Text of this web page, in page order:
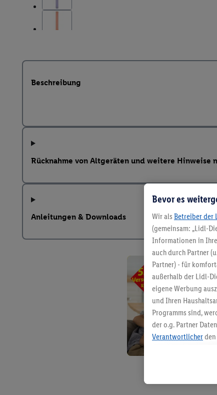
Beschreibung
Rücknahme von Altgeräten und weitere Hinweise
Anleitungen & Downloads
Bevor es
Wir als Betreiber der
(gemeinsam: „Lidl-
Informationen in
auch durch Partner
Partner) - für
außerhalb der Lidl-
eigene Werbung
und Ihren
Programms sind,
der o.g. Partner
Verantwortlicher
angereicherten
Kaufverhalten in
genauen